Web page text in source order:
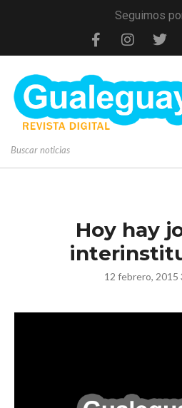
Seguimos
Hoy hay
12 febrero, 2015